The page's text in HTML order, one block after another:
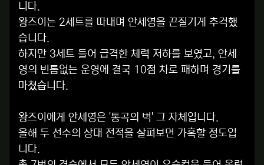
니다.
왕즈이는 2세트를 따내며 안세영을 끈질기게 추격했
습니다.
하지만 3세트 들어 급격한 체력 저하를 보였고, 안세
영의 빈틈없는 운영에 결국 10점 차로 패하며 경기를
마쳤습니다.
왕즈이에게 안세영은 '통곡의 벽' 그 자체입니다.
올해 두 선수의 상대 전적을 살펴보면 가혹할 정도입
니다.